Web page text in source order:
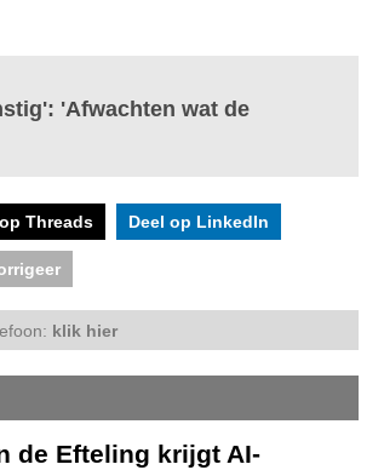
'Afwachten wat de
Threads Deel op LinkedIn
klik hier
de Efteling krijgt AI-